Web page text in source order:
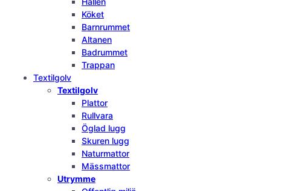
Köket
Barnrummet
Altanen
Badrummet
Trappan
Textilgolv
Textilgolv
Plattor
Rullvara
Öglad lugg
Skuren lugg
Naturmattor
Mässmattor
Utrymme